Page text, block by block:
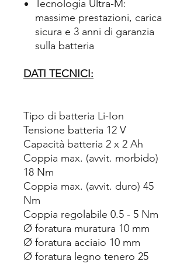
Tecnologia Ultra-M:
massime prestazioni, carica
sicura e 3 anni di garanzia
sulla batteria
DATI TECNICI:
Tipo di batteria Li-Ion
Tensione batteria 12 V
Capacità batteria 2 x 2 Ah
Coppia max. (avvit. morbido)
18 Nm
Coppia max. (avvit. duro) 45
Nm
Coppia regolabile 0.5 - 5 Nm
Ø foratura muratura 10 mm
Ø foratura acciaio 10 mm
Ø foratura legno tenero 25